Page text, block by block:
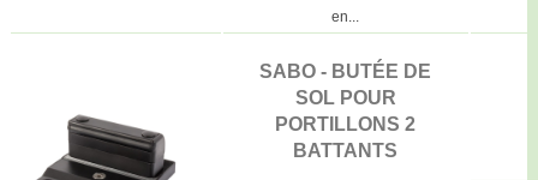
en...
SABO - BUTÉE DE
SOL POUR
PORTILLONS 2
BATTANTS